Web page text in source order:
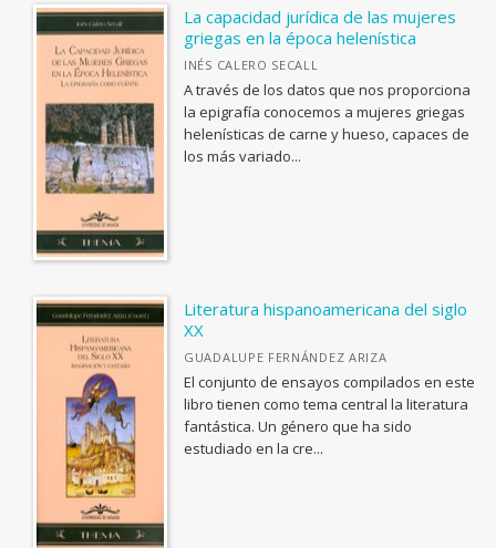
BIBLIOTECAS Y CIENCIAS DE LA INFORMACIÓN
BIOGRAFÍA: GENERAL
BIOLOGIA, CIENCIAS DE LA VIDA
<Genérica>
ANTOLOGÍAS (NO POÉTICAS)
APLICACIONES GRÁFICAS Y MULTIMEDIA
ARQUEOLOGÍA
ARQUITECTURA
ARTE Y DISEÑO INDUSTRIAL / COMERCIAL
ASTRONOMÍA, ESPACIO Y TIEMPO
BIBLIOTECAS Y CIENCIAS DE LA INFORMACIÓN
BIOGRAFÍA: GENERAL
BIOLOGIA, CIENCIAS DE LA VIDA
Ver todas... (110)
La capacidad jurídica de las mujeres
griegas en la época helenística
INÉS CALERO SECALL
A través de los datos que nos proporciona
la epigrafía conocemos a mujeres griegas
helenísticas de carne y hueso, capaces de
los más variado...
Literatura hispanoamericana del siglo
XX
GUADALUPE FERNÁNDEZ ARIZA
El conjunto de ensayos compilados en este
libro tienen como tema central la literatura
fantástica. Un género que ha sido
estudiado en la cre...